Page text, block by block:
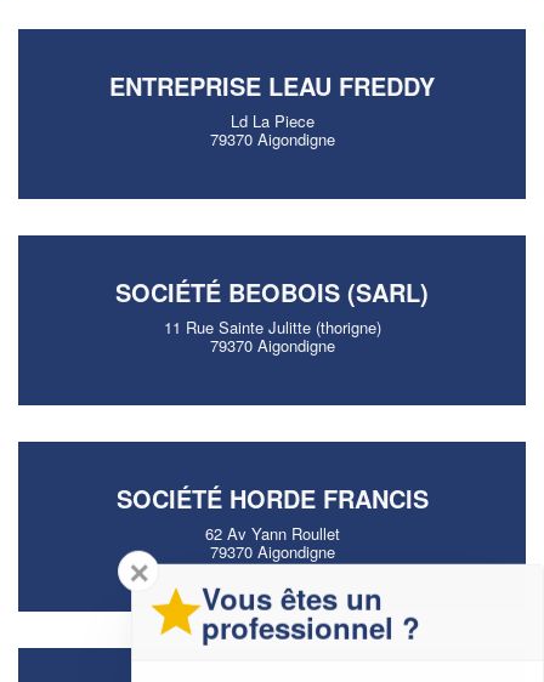
ENTREPRISE LEAU FREDDY
Ld La Piece
79370 Aigondigne
SOCIÉTÉ BEOBOIS (SARL)
11 Rue Sainte Julitte (thorigne)
79370 Aigondigne
SOCIÉTÉ HORDE FRANCIS
62 Av Yann Roullet
79370 Aigondigne
✕
Vous êtes un
professionnel ?